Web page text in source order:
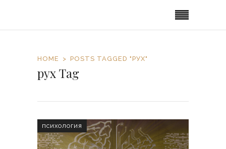
HOME POSTS TAGGED "РУХ"
рух Tag
ПСИХОЛОГИЯ